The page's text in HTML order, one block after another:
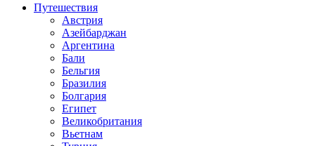
Путешествия
Австрия
Азейбарджан
Аргентина
Бали
Бельгия
Бразилия
Болгария
Египет
Великобритания
Вьетнам